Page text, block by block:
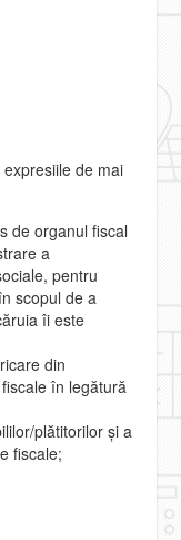
de mai
de organul fiscal
a
pentru
scopul de a
îi este
din
în legătură
plătitorilor şi a
fiscale;